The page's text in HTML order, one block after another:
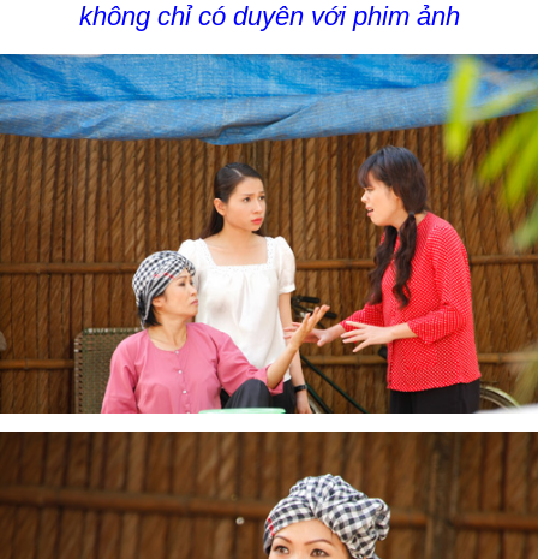
không chỉ có duyên với phim ảnh